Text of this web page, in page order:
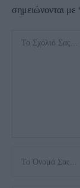
σημειώνονται με